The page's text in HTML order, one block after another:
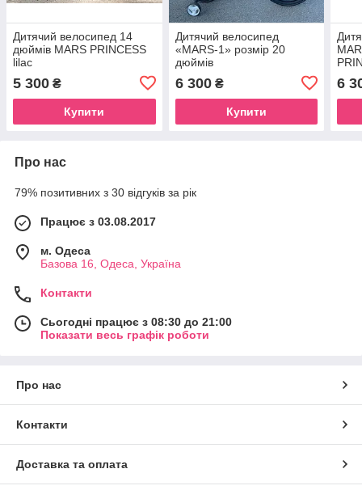
Дитячий велосипед 14
дюймів MARS PRINCESS
lilac
5 300 ₴
Купити
Дитячий велосипед
«MARS-1» розмір 20
дюймів
6 300₴
Купити
6
Про нас
79% позитивних з 30 відгуків за рік
Працює з 03.08.2017
м. Одеса
Базова 16, Одеса, Україна
Контакти
Сьогодні працює з 08:30 до 21:00
Показати весь графік роботи
Про нас
Контакти
Доставка та оплата